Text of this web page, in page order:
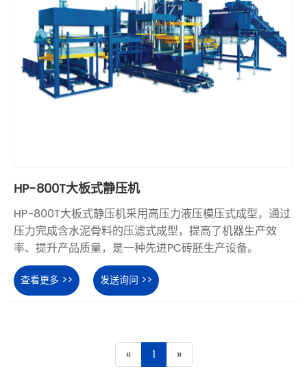
HP-800T大板式静压机
HP-800T大板式静压机采用高压力液压模压式成型，通过
压力完成含水泥骨料的压滤式成型，提高了机器生产效
率、提升产品质量，是一种先进PC砖胚生产设备。
查看更多 >> 发送询问 >>
« 1 »